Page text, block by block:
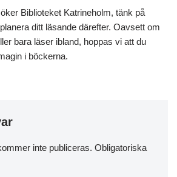
Biblioteket Katrineholm, tänk på
ditt läsande därefter. Oavsett om
bara läser ibland, hoppas vi att du
i böckerna.
inte publiceras. Obligatoriska